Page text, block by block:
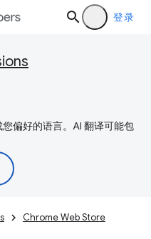
登录
偏好的语言。AI 翻译可能包
Chrome Web Store